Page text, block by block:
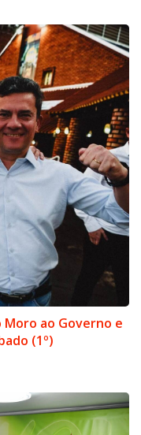
Moro ao Governo e
(1º)